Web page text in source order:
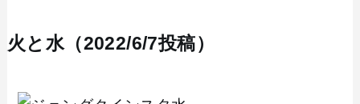
火と水（2022/6/7投稿）